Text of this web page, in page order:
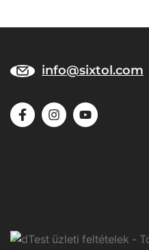
info@sixtol.com